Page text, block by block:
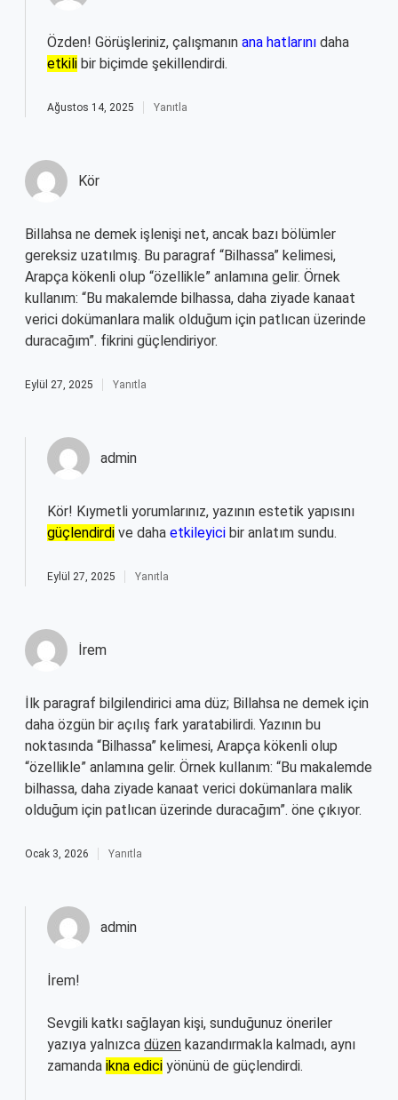
Özden! Görüşleriniz, çalışmanın ana hatlarını daha
etkili bir biçimde şekillendirdi.
Ağustos 14, 2025 Yanıtla
Kör
Billahsa ne demek işlenişi net, ancak bazı bölümler
gereksiz uzatılmış. Bu paragraf “Bilhassa” kelimesi,
Arapça kökenli olup “özellikle” anlamına gelir. Örnek
kullanım: “Bu makalemde bilhassa, daha ziyade kanaat
verici dokümanlara malik olduğum için patlıcan üzerinde
duracağım”. fikrini güçlendiriyor.
Eylül 27, 2025 Yanıtla
admin
Kör! Kıymetli yorumlarınız, yazının estetik yapısını
güçlendirdi ve daha etkileyici bir anlatım sundu.
Eylül 27, 2025 Yanıtla
İrem
İlk paragraf bilgilendirici ama düz; Billahsa ne demek için
daha özgün bir açılış fark yaratabilirdi. Yazının bu
noktasında “Bilhassa” kelimesi, Arapça kökenli olup
“özellikle” anlamına gelir. Örnek kullanım: “Bu makalemde
bilhassa, daha ziyade kanaat verici dokümanlara malik
olduğum için patlıcan üzerinde duracağım”. öne çıkıyor.
Ocak 3, 2026 Yanıtla
admin
İrem!
Sevgili katkı sağlayan kişi, sunduğunuz öneriler
yazıya yalnızca düzen kazandırmakla kalmadı, aynı
zamanda ikna edici yönünü de güçlendirdi.